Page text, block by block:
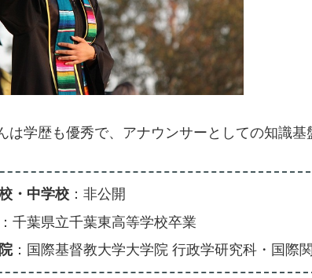
は学歴も優秀で、アナウンサーとしての知識基
・中学校 ：非公開
：千葉県立千葉東高等学校卒業
：国際基督教大学大学院 行政学研究科・国際